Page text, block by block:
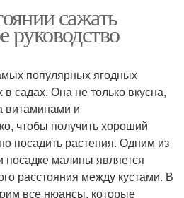
сажать
руководство
популярных ягодных
садах. Она не только вкусна,
витаминами и
чтобы получить хороший
посадить растения. Одним из
малины является
расстояния между кустами. В
все нюансы, которые